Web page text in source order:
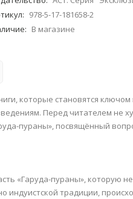
: 978-5-17-181658-2
: В магазине
которые становятся
Перед читателем не
пураны», посвящённый
«Гаруда-пураны», которую
индуистской традиции,